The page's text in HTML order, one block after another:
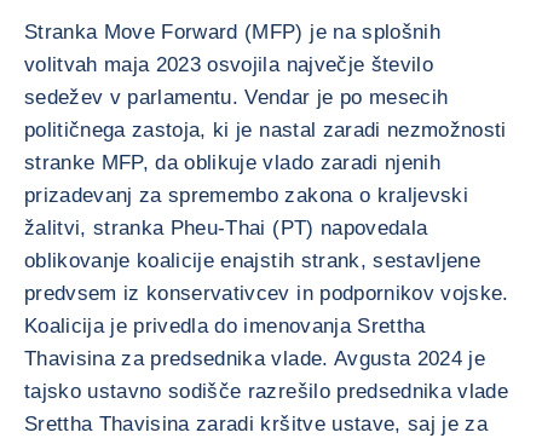
Stranka Move Forward (MFP) je na splošnih
volitvah maja 2023 osvojila največje število
sedežev v parlamentu. Vendar je po mesecih
političnega zastoja, ki je nastal zaradi nezmožnosti
stranke MFP, da oblikuje vlado zaradi njenih
prizadevanj za spremembo zakona o kraljevski
žalitvi, stranka Pheu-Thai (PT) napovedala
oblikovanje koalicije enajstih strank, sestavljene
predvsem iz konservativcev in podpornikov vojske.
Koalicija je privedla do imenovanja Srettha
Thavisina za predsednika vlade. Avgusta 2024 je
tajsko ustavno sodišče razrešilo predsednika vlade
Srettha Thavisina zaradi kršitve ustave, saj je za